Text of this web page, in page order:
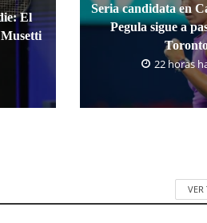
El
Seria candidata en
Pegula sigue a
22 horas